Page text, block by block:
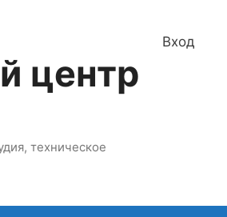
Вход
центр
техническое